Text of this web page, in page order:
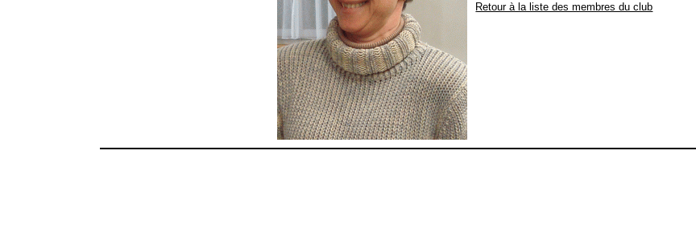
Retour à la liste des membres du club